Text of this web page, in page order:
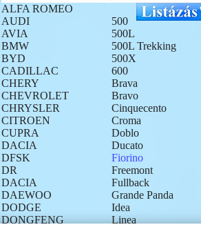
ALFA ROMEO
AUDI
AVIA
BMW
BYD
CADILLAC
CHERY
CHEVROLET
CHRYSLER
CITROEN
CUPRA
DACIA
DFSK
DR
DACIA
DAEWOO
DODGE
DONGFENG
500
500L
500L Trekking
500X
600
Brava
Bravo
Cinquecento
Croma
Doblo
Ducato
Fiorino
Freemont
Fullback
Grande Panda
Idea
Linea